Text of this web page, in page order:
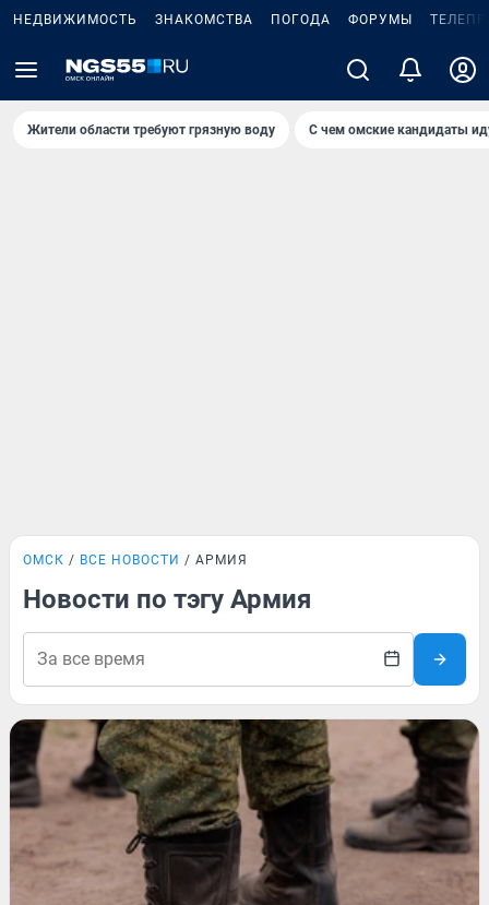
НЕДВИЖИМОСТЬ ЗНАКОМСТВА ПОГОДА ФОРУМЫ
Жители области требуют грязную воду С чем омские кандидаты
ОМСК ВСЕ НОВОСТИ АРМИЯ
Новости по тэгу Армия